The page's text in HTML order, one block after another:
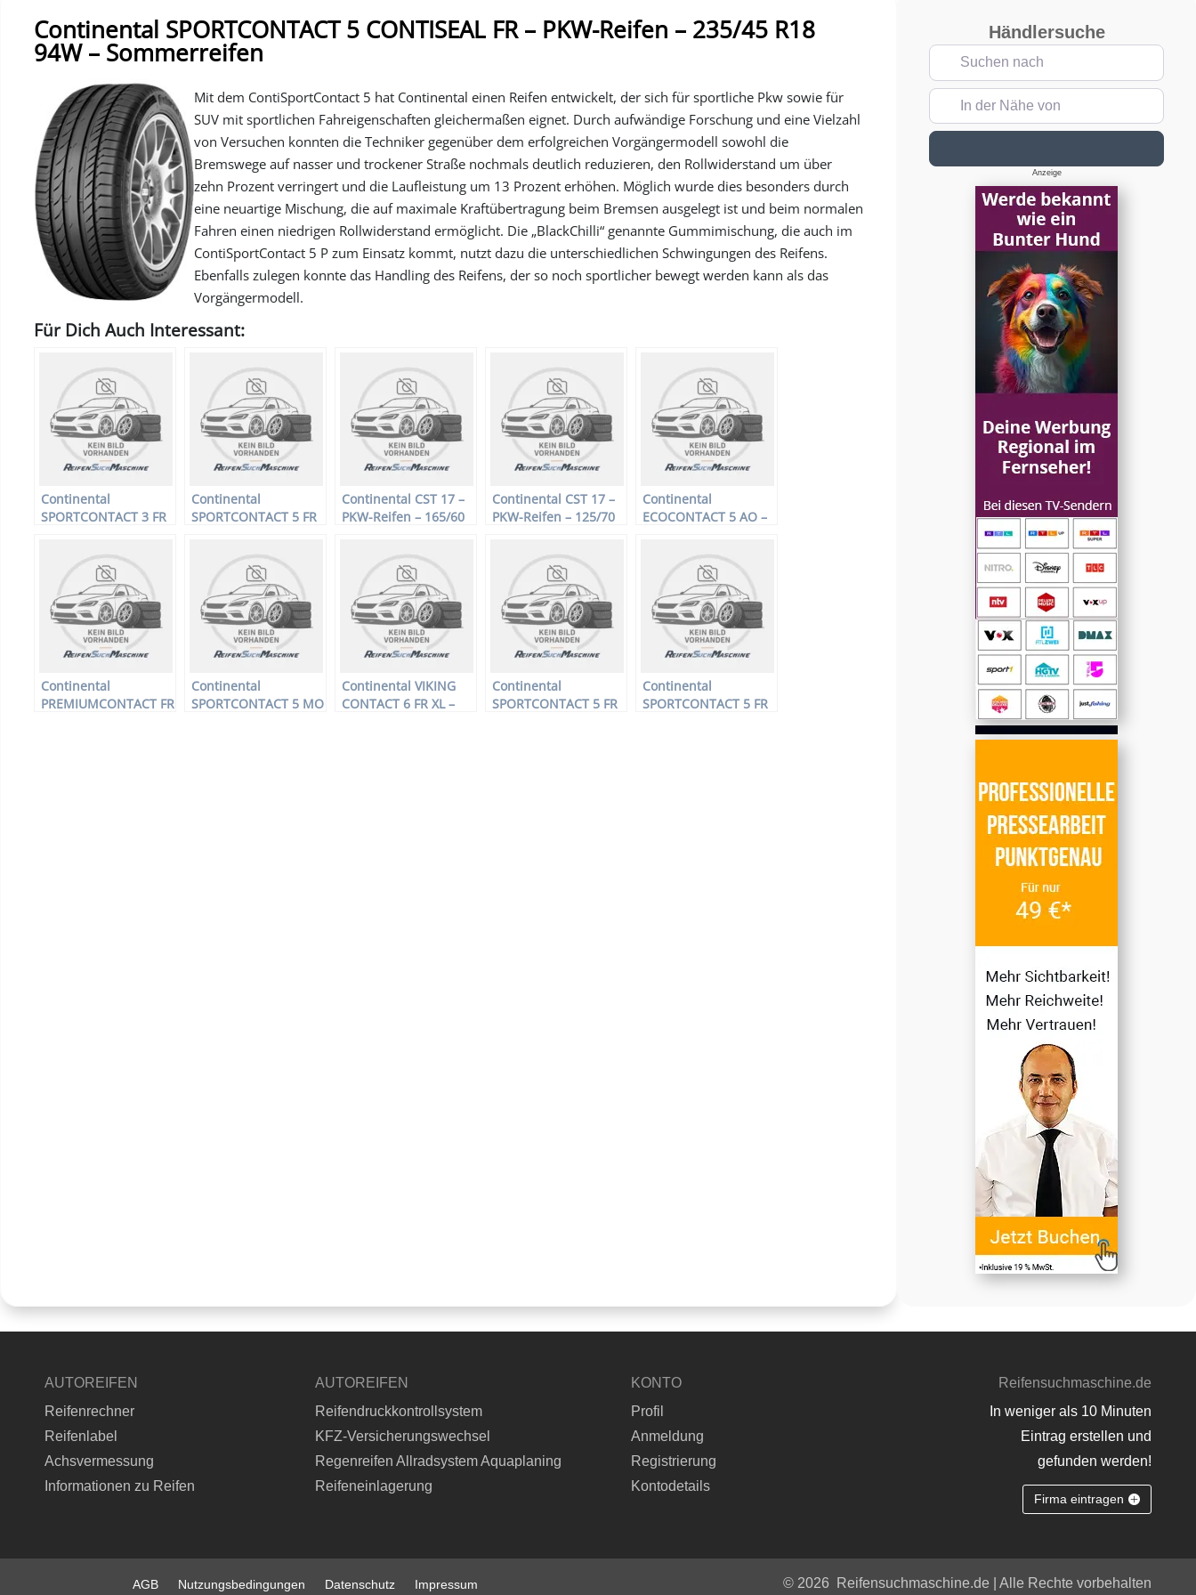
Continental SPORTCONTACT 5 CONTISEAL FR – PKW-Reifen – 235/45 R18
94W – Sommerreifen
Mit dem ContiSportContact 5 hat Continental einen Reifen entwickelt, der sich für sportliche Pkw sowie für
SUV mit sportlichen Fahreigenschaften gleichermaßen eignet. Durch aufwändige Forschung und eine Vielzahl
von Versuchen konnten die Techniker gegenüber dem erfolgreichen Vorgängermodell sowohl die
Bremswege auf nasser und trockener Straße nochmals deutlich reduzieren, den Rollwiderstand um über
zehn Prozent verringert und die Laufleistung um 13 Prozent erhöhen. Möglich wurde dies besonders durch
eine neuartige Mischung, die auf maximale Kraftübertragung beim Bremsen ausgelegt ist und beim normalen
Fahren einen niedrigen Rollwiderstand ermöglicht. Die „BlackChilli“ genannte Gummimischung, die auch im
ContiSportContact 5 P zum Einsatz kommt, nutzt dazu die unterschiedlichen Schwingungen des Reifens.
Ebenfalls zulegen konnte das Handling des Reifens, der so noch sportlicher bewegt werden kann als das
Vorgängermodell.
Für Dich Auch Interessant:
Continental
SPORTCONTACT 3 FR
R18 94W –
Sommerreifen
Continental
SPORTCONTACT 5 FR
R18 94W –
Sommerreifen
Continental CST 17 –
PKW-Reifen – 165/60
Sommerreifen
Continental CST 17 –
PKW-Reifen – 125/70
Sommerreifen
Continental
ECOCONTACT 5 AO –
R16 98V –
Sommerreifen
Continental
PREMIUMCONTACT FR
Continental
SPORTCONTACT 5 MO
Continental VIKING
CONTACT 6 FR XL –
Continental
SPORTCONTACT 5 FR
Continental
SPORTCONTACT 5 FR
Händlersuche
Suchen nach
In der Nähe von
Anzeige
AUTOREIFEN
Reifenrechner
Reifenlabel
Achsvermessung
Informationen zu Reifen
AUTOREIFEN
Reifendruckkontrollsystem
KFZ-Versicherungswechsel
Regenreifen Allradsystem Aquaplaning
Reifeneinlagerung
KONTO
Profil
Anmeldung
Registrierung
Kontodetails
Reifensuchmaschine.de
In weniger als 10 Minuten
Eintrag erstellen und
gefunden werden!
Firma eintragen
AGB Nutzungsbedingungen Datenschutz Impressum © 2026 Reifensuchmaschine.de | Alle Rechte vorbehalten